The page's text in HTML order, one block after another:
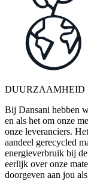
DUURZAAMHEID
Bij Dansani hebben
en als het om onze
onze leveranciers.
aandeel gerecycled
energieverbruik bij
eerlijk over onze
doorgeven aan jou